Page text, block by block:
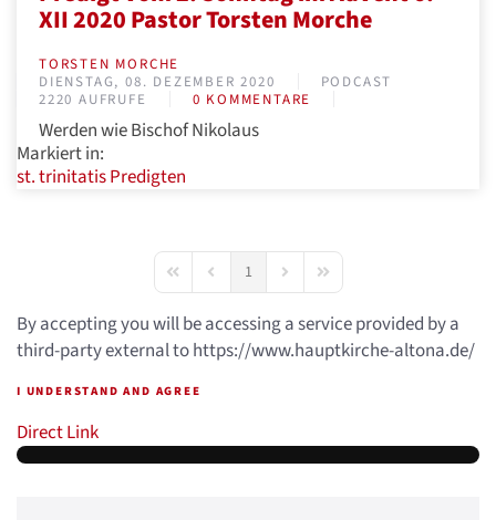
XII 2020 Pastor Torsten Morche
TORSTEN MORCHE
DIENSTAG, 08. DEZEMBER 2020
PODCAST
2220 AUFRUFE
0 KOMMENTARE
Werden wie Bischof Nikolaus
Markiert in:
st. trinitatisPredigten
First PagePrevious Page
1 Next PageLast Page
By accepting you will be accessing a service provided by a
third-party external to https://www.hauptkirche-altona.de/
I UNDERSTAND AND AGREE
Direct Link